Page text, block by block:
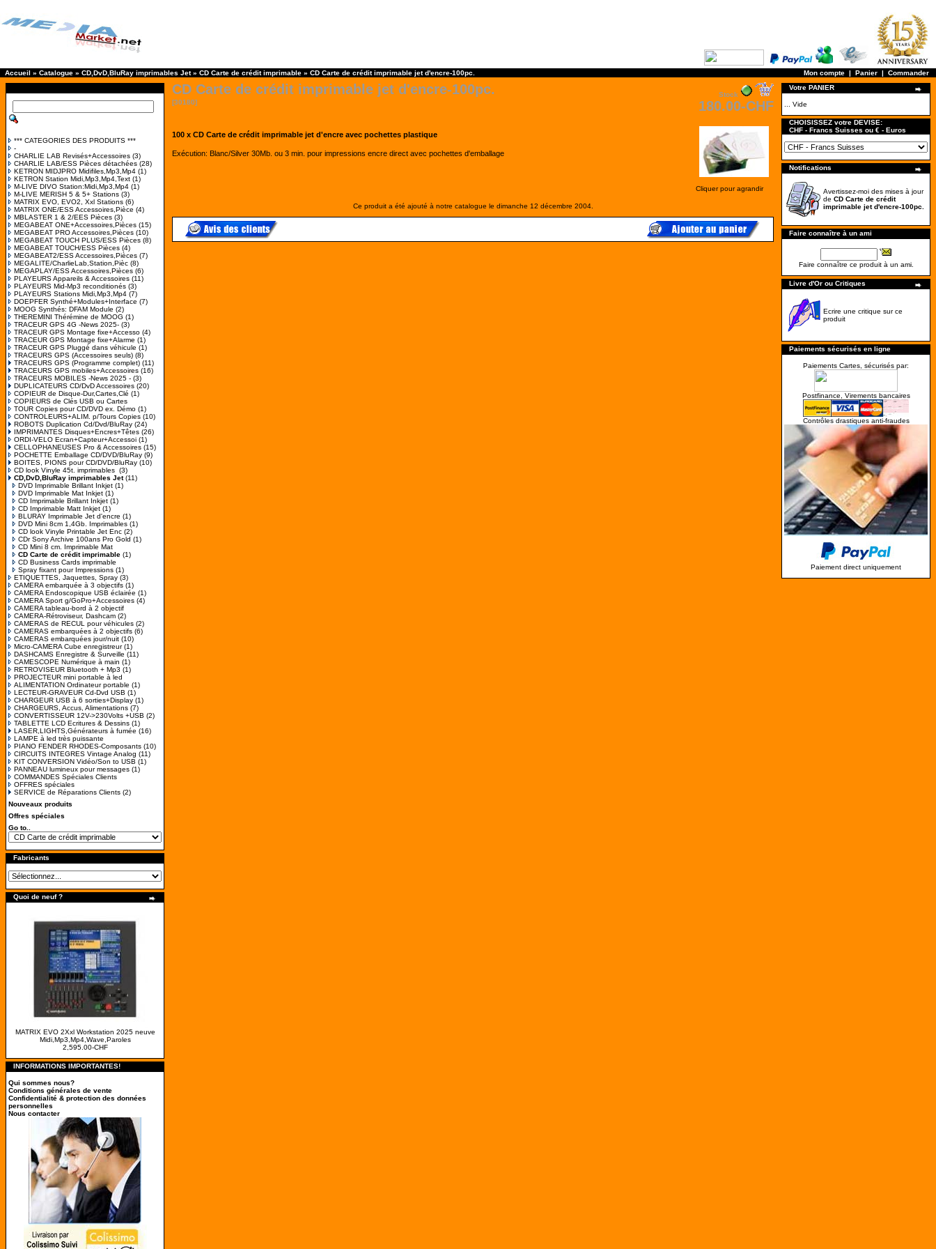
Accueil » Catalogue » CD,DvD,BluRay imprimables Jet» CD Carte de crédit imprimable » CD Carte de crédit imprimable jet d'encre-100pc. Mon compte | Panier | Commander
*** CATEGORIES DES PRODUITS ***
-
CHARLIE LAB Revisés+Accessoires (3)
CHARLIE LAB/ESS Pièces détachées (28)
KETRON MIDJPRO Midifiles,Mp3,Mp4 (1)
KETRON Station Midi,Mp3,Mp4,Text (1)
M-LIVE DIVO Station:Midi,Mp3,Mp4 (1)
M-LIVE MERISH 5 & 5+ Stations (3)
MATRIX EVO, EVO2, Xxl Stations (6)
MATRIX ONE/ESS Accessoires,Pièce (4)
MBLASTER 1 & 2/EES Pièces (3)
MEGABEAT ONE+Accessoires,Pièces (15)
MEGABEAT PRO Accessoires,Pièces (10)
MEGABEAT TOUCH PLUS/ESS Pièces (8)
MEGABEAT TOUCH/ESS Pièces (4)
MEGABEAT2/ESS Accessoires,Pièces (7)
MEGALITE/CharlieLab,Station,Pièc (8)
MEGAPLAY/ESS Accessoires,Pièces (6)
PLAYEURS Appareils & Accessoires (11)
PLAYEURS Mid-Mp3 reconditionés (3)
PLAYEURS Stations Midi,Mp3,Mp4 (7)
DOEPFER Synthé+Modules+Interface (7)
MOOG Synthés: DFAM Module (2)
THEREMINI Thérémine de MOOG (1)
TRACEUR GPS 4G -News 2025- (3)
TRACEUR GPS Montage fixe+Accesso (4)
TRACEUR GPS Montage fixe+Alarme (1)
TRACEUR GPS Pluggé dans véhicule (1)
TRACEURS GPS (Accessoires seuls) (8)
TRACEURS GPS (Programme complet) (11)
TRACEURS GPS mobiles+Accessoires (16)
TRACEURS MOBILES -News 2025 - (3)
DUPLICATEURS CD/DvD Accessoires (20)
COPIEUR de Disque-Dur,Cartes,Clé (1)
COPIEURS de Clés USB ou Cartes
TOUR Copies pour CD/DVD ex. Démo (1)
CONTROLEURS+ALIM. p/Tours Copies (10)
ROBOTS Duplication Cd/Dvd/BluRay (24)
IMPRIMANTES Disques+Encres+Têtes (26)
ORDI-VELO Ecran+Capteur+Accessoi (1)
CELLOPHANEUSES Pro & Accessoires (15)
POCHETTE Emballage CD/DVD/BluRay (9)
BOITES, PIONS pour CD/DVD/BluRay (10)
CD look Vinyle 45t. imprimables (3)
CD,DvD,BluRay imprimables Jet(11)
DVD Imprimable Brillant Inkjet (1)
DVD Imprimable Mat Inkjet (1)
CD Imprimable Brillant Inkjet (1)
CD Imprimable Matt Inkjet (1)
BLURAY Imprimable Jet d'encre (1)
DVD Mini 8cm 1,4Gb. Imprimables (1)
CD look Vinyle Printable Jet Enc (2)
CDr Sony Archive 100ans Pro Gold (1)
CD Mini 8 cm. Imprimable Mat
CD Carte de crédit imprimable (1)
CD Business Cards imprimable
Spray fixant pour Impressions (1)
ETIQUETTES, Jaquettes, Spray (3)
CAMERA embarquée à 3 objectifs (1)
CAMERA Endoscopique USB éclairée (1)
CAMERA Sport g/GoPro+Accessoires (4)
CAMERA tableau-bord à 2 objectif
CAMERA-Rétroviseur, Dashcam (2)
CAMERAS de RECUL pour véhicules (2)
CAMERAS embarquées à 2 objectifs (6)
CAMERAS embarquées jour/nuit (10)
Micro-CAMERA Cube enregistreur(1)
DASHCAMS Enregistre & Surveille (11)
CAMESCOPE Numérique à main (1)
RETROVISEUR Bluetooth + Mp3 (1)
PROJECTEUR mini portable à led
ALIMENTATION Ordinateur portable (1)
LECTEUR-GRAVEUR Cd-Dvd USB (1)
CHARGEUR USB à 6 sorties+Display (1)
CHARGEURS, Accus, Alimentations (7)
CONVERTISSEUR 12V->230Volts +USB (2)
TABLETTE LCD Ecritures & Dessins (1)
LASER,LIGHTS,Générateurs à fumée (16)
LAMPE à led très puissante
PIANO FENDER RHODES-Composants (10)
CIRCUITS INTEGRES Vintage Analog (11)
KIT CONVERSION Vidéo/Son to USB (1)
PANNEAU lumineux pour messages (1)
COMMANDES Spéciales Clients
OFFRES spéciales
SERVICE de Réparations Clients (2)
Nouveaux produits
Offres spéciales
Go to..
Fabricants
Quoi de neuf ?
MATRIX EVO 2Xxl Workstation 2025 neuve
Midi,Mp3,Mp4,Wave,Paroles
2,595.00-CHF
INFORMATIONS IMPORTANTES!
Qui sommes nous?
Conditions générales de vente
Confidentialité & protection des données
personnelles
Nous contacter
CD Carte de crédit imprimable jet d'encre-100pc.
Stock
[30180]
180.00-CHF
Cliquer pour agrandir
100 x CD Carte de crédit imprimable jet d'encre avec pochettes plastique
Exécution: Blanc/Silver 30Mb. ou 3 min. pour impressions encre direct avec pochettes d'emballage
Ce produit a été ajouté à notre catalogue le dimanche 12 décembre 2004.
Votre PANIER
... Vide
CHOISISSEZ votre DEVISE:
CHF - Francs Suisses ou € - Euros
Notifications
Avertissez-moi des mises à jour
de CD Carte de crédit
imprimable jet d'encre-100pc.
Faire connaître à un ami
Faire connaître ce produit à un ami.
Livre d'Or ou Critiques
Ecrire une critique sur ce
produit
Paiements sécurisés en ligne
Paiements Cartes, sécurisés par:
Postfinance, Virements bancaires
Contrôles drastiques anti-fraudes
Paiement direct uniquement